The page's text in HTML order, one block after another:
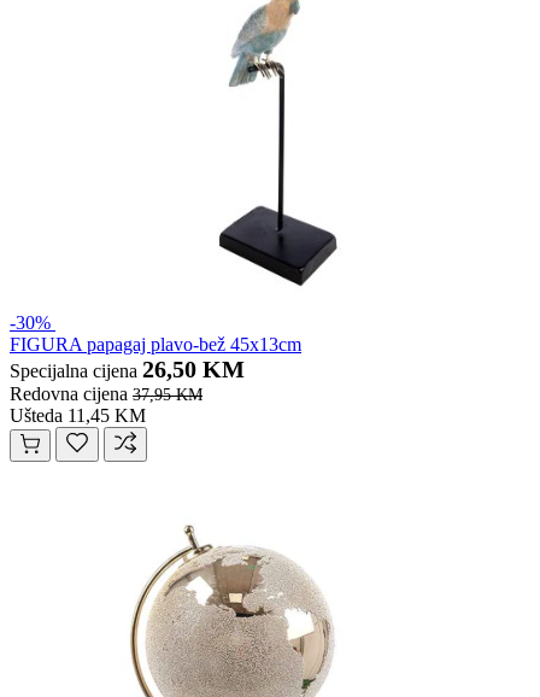
-30%
FIGURA papagaj plavo-bež 45x13cm
Specijalna cijena 26,50 KM
Redovna cijena 37,95 KM
Ušteda 11,45 KM